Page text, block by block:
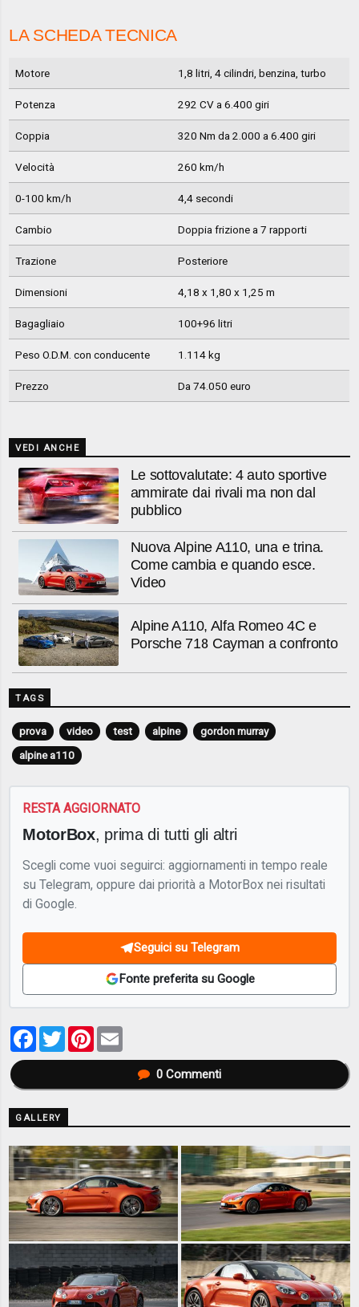
LA SCHEDA TECNICA
Motore 1,8 litri, 4 cilindri, benzina, turbo
Potenza 292 CV a 6.400 giri
Coppia 320 Nm da 2.000 a 6.400 giri
Velocità 260 km/h
0-100 km/h 4,4 secondi
Cambio Doppia frizione a 7 rapporti
Trazione Posteriore
Dimensioni 4,18 x 1,80 x 1,25 m
Bagagliaio 100+96 litri
Peso O.D.M. con conducente 1.114 kg
Prezzo Da 74.050 euro
VEDI ANCHE
Le sottovalutate: 4 auto sportive
ammirate dai rivali ma non dal
pubblico
Nuova Alpine A110, una e trina.
Come cambia e quando esce.
Video
Alpine A110, Alfa Romeo 4C e
Porsche 718 Cayman a confronto
TAGS
prova video test alpine
gordon murray
alpine a110
RESTA AGGIORNATO
MotorBox, prima di tutti gli altri
Scegli come vuoi seguirci: aggiornamenti in tempo reale
su Telegram, oppure dai priorità a MotorBox nei risultati
di Google.
Seguici su Telegram
Fonte preferita su Google
Facebook
TwitterPinterest
0Commenti
GALLERY